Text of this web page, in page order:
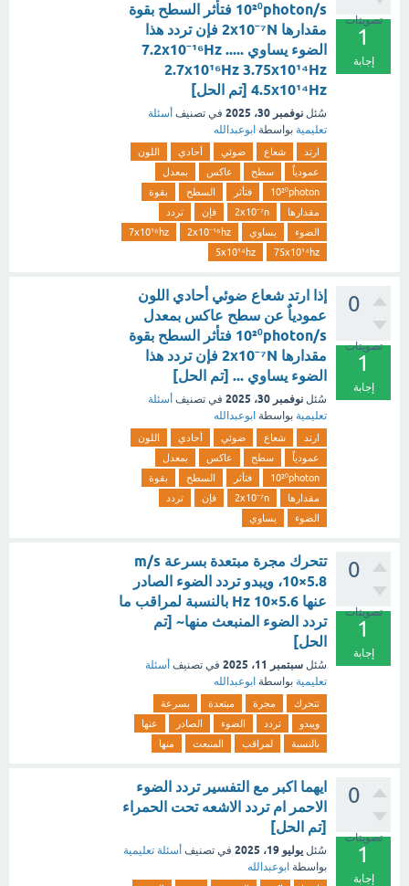
تصويتات
1
إجابة
10²⁰photon/s فتأثر السطح بقوة
مقدارها 2x10⁻⁷N فإن تردد هذا
الضوء يساوي ..... 7.2x10⁻¹⁶Hz
2.7x10¹⁶Hz 3.75x10¹⁴Hz
4.5x10¹⁴Hz [تم الحل]
سُئل نوفمبر 30، 2025 في تصنيف أسئلة
تعليمية بواسطة ابوعبدالله
ارتد شعاع ضوئي أحادي
اللون
عمودياٌ
سطح عاكس
بمعدل
10²⁰photon
فتأثر السطح
بقوة
مقدارها
2x10⁻⁷n فإن
تردد
الضوء
يساوي 2x10⁻¹⁶hz
7x10¹⁶hz
75x10¹⁴hz
5x10¹⁴hz
0
تصويتات
1
إجابة
إذا ارتد شعاع ضوئي أحادي اللون
عمودياٌ عن سطح عاكس بمعدل
10²⁰photon/s فتأثر السطح بقوة
مقدارها 2x10⁻⁷N فإن تردد هذا
الضوء يساوي ... [تم الحل]
سُئل نوفمبر 30، 2025 في تصنيف أسئلة
تعليمية بواسطة ابوعبدالله
ارتد شعاع ضوئي أحادي
اللون
عمودياٌ
سطح عاكس
بمعدل
10²⁰photon
فتأثر السطح
بقوة
مقدارها
2x10⁻⁷n فإن
تردد
الضوء
يساوي
0
تصويتات
1
إجابة
تتحرك مجرة مبتعدة بسرعة m/s
10×5.8، ويبدو تردد الضوء الصادر
عنها Hz 10×5.6 بالنسبة لمراقب ما
تردد الضوء المنبعث منها~ [تم
الحل]
سُئل سبتمبر 11، 2025 في تصنيف أسئلة
تعليمية بواسطة ابوعبدالله
تتحرك مجرة مبتعدة
بسرعة
ويبدو
تردد الضوء الصادر
عنها
بالنسبة
لمراقب المنبعث منها
0
تصويتات
1
إجابة
ايهما اكبر مع التفسير تردد الضوء
الاحمر ام تردد الاشعه تحت الحمراء
[تم الحل]
سُئل يوليو 19، 2025 في تصنيف أسئلة تعليمية
بواسطة ابوعبدالله